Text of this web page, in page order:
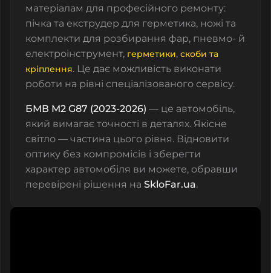
матеріалам для професійного ремонту:
пічка та екструдер для герметика, ножі та
комплекти для розбирання фар, пневмо- й
електроінструмент, герметики, скоби та
кріплення. Це дає можливість виконати
роботи на рівні спеціалізованого сервісу.
БМВ M2 G87 (2023-2026) — це автомобіль,
який вимагає точності в деталях. Якісне
світло — частина цього рівня. Відновити
оптику без компромісів і зберегти
характер автомобіля ви можете, обравши
перевірені рішення на SkloFar.ua.